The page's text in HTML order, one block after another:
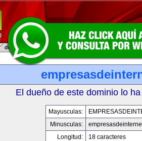
El dueño de este dominio lo
Mayusculas:
Minusculas:
Longitud:
18 caracteres